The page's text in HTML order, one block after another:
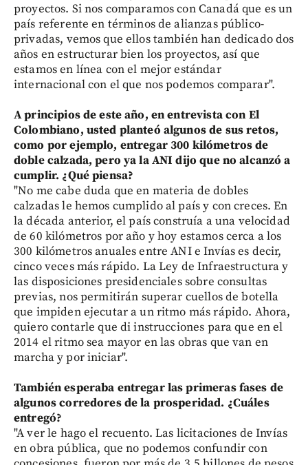
proyectos. Si nos comparamos con Canadá que es un
país referente en términos de alianzas público-
privadas, vemos que ellos también han dedicado dos
años en estructurar bien los proyectos, así que
estamos en línea con el mejor estándar
internacional con el que nos podemos comparar".
A principios de este año, en entrevista con El
Colombiano, usted planteó algunos de sus retos,
como por ejemplo, entregar 300 kilómetros de
doble calzada, pero ya la ANI dijo que no alcanzó a
cumplir. ¿Qué piensa?
"No me cabe duda que en materia de dobles
calzadas le hemos cumplido al país y con creces. En
la década anterior, el país construía a una velocidad
de 60 kilómetros por año y hoy estamos cerca a los
300 kilómetros anuales entre ANI e Invías es decir,
cinco veces más rápido. La Ley de Infraestructura y
las disposiciones presidenciales sobre consultas
previas, nos permitirán superar cuellos de botella
que impiden ejecutar a un ritmo más rápido. Ahora,
quiero contarle que di instrucciones para que en el
2014 el ritmo sea mayor en las obras que van en
marcha y por iniciar".
También esperaba entregar las primeras fases de
algunos corredores de la prosperidad. ¿Cuáles
entregó?
"A ver le hago el recuento. Las licitaciones de Invías
en obra pública, que no podemos confundir con